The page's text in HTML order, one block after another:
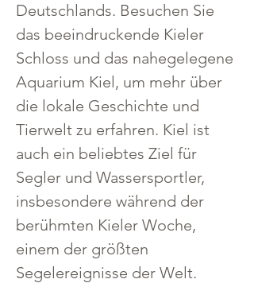
Deutschlands. Besuchen Sie
das beeindruckende Kieler
Schloss und das nahegelegene
Aquarium Kiel, um mehr über
die lokale Geschichte und
Tierwelt zu erfahren. Kiel ist
auch ein beliebtes Ziel für
Segler und Wassersportler,
insbesondere während der
berühmten Kieler Woche,
einem der größten
Segelereignisse der Welt.